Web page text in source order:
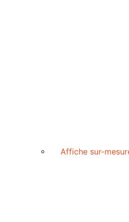
Affiche sur-